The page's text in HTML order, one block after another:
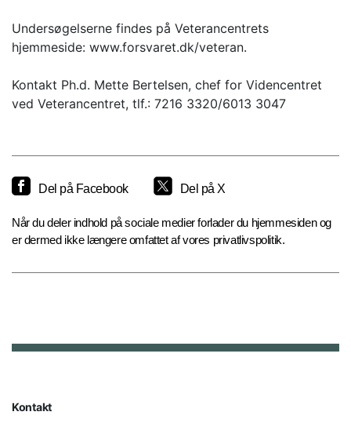
Undersøgelserne findes på Veterancentrets
hjemmeside: www.forsvaret.dk/veteran.
Kontakt Ph.d. Mette Bertelsen, chef for Videncentret
ved Veterancentret, tlf.: 7216 3320/6013 3047
Del på Facebook Del på X
Når du deler indhold på sociale medier forlader du hjemmesiden og
er dermed ikke længere omfattet af vores privatlivspolitik.
Kontakt